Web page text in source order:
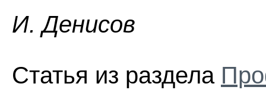
И. Дeниcoв
Статья из раздела